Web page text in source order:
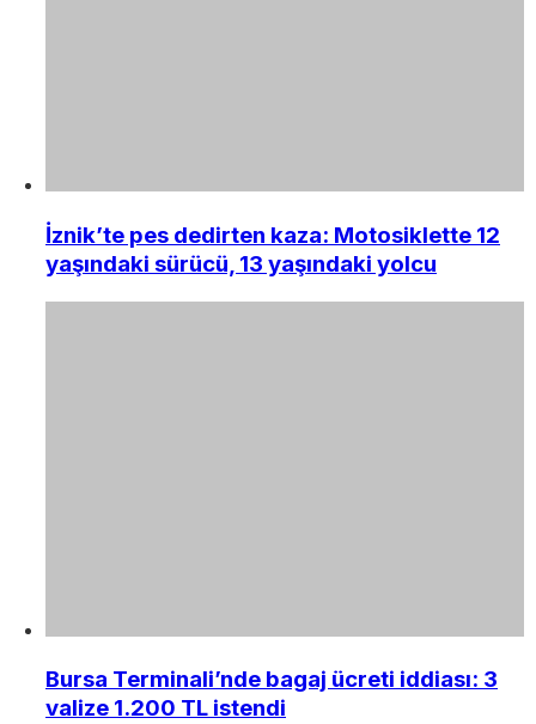
İznik’te pes dedirten kaza: Motosiklette 12
yaşındaki sürücü, 13 yaşındaki yolcu
Bursa Terminali’nde bagaj ücreti iddiası: 3
valize 1.200 TL istendi